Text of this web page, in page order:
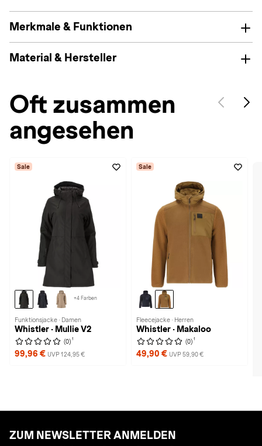
Merkmale & Funktionen
Material & Hersteller
Oft zusammen
angesehen
Sale
+4 Farben
Funktionsjacke · Damen
Whistler · Mullie V2
(0) 1
99,96 € UVP 124,95 €
Sale
Fleecejacke · Herren
Whistler · Makaloo
(0) 1
49,90 € UVP 59,90 €
ZUM NEWSLETTER ANMELDEN